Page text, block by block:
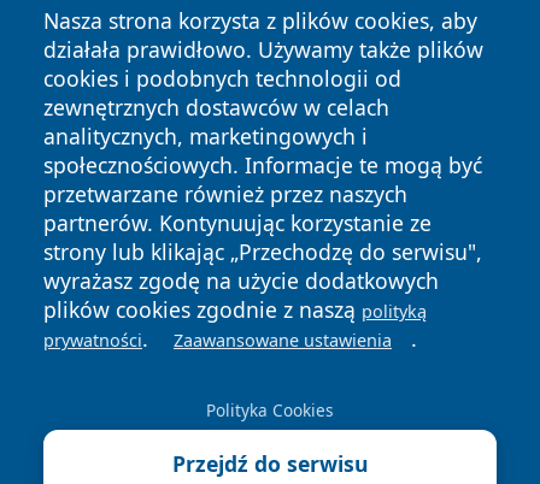
Nasza strona korzysta z plików cookies, aby
działała prawidłowo. Używamy także plików
cookies i podobnych technologii od
zewnętrznych dostawców w celach
analitycznych, marketingowych i
społecznościowych. Informacje te mogą być
przetwarzane również przez naszych
partnerów. Kontynuując korzystanie ze
strony lub klikając „Przechodzę do serwisu",
wyrażasz zgodę na użycie dodatkowych
plików cookies zgodnie z naszą polityką
prywatności. Zaawansowane ustawienia .
Polityka Cookies
Przejdź do serwisu
Copyright © 2026 olkuszonline.pl Wszystkie prawa
zastrzeżone.
News Autorzy
Polityka
Prywatności
Polityka
Cookies